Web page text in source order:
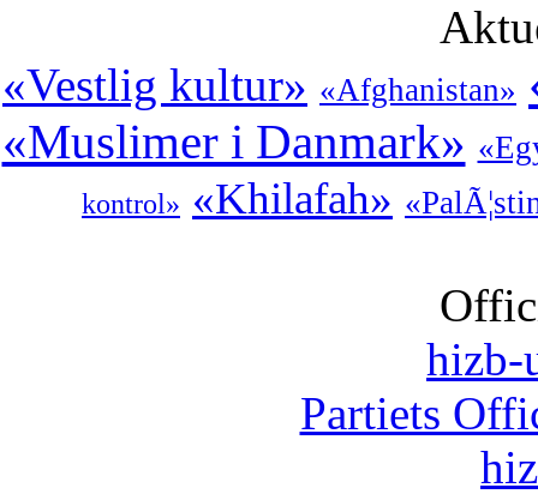
«Vestlig kultur» «Afghanistan»
«Muslimer i Danmark»
kontrol» «Khilafah»
hizb-
Partiets